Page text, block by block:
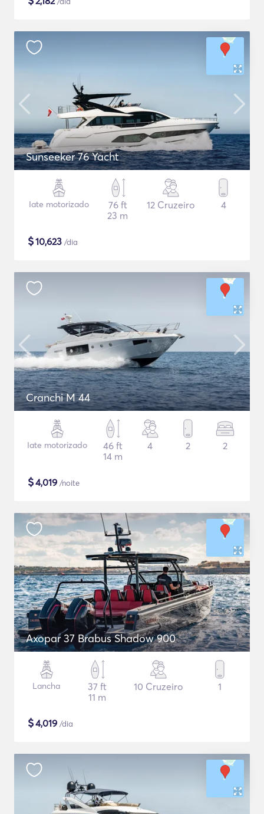
Sunseeker 76 Yacht
Iate motorizado
76 ft
23 m
12 Cruzeiro 4
$10,623 /dia
Cranchi M 44
Iate motorizado
46 ft
14 m
4 2 2
$4,019 /noite
Axopar 37 Brabus Shadow 900
Lancha
37 ft
11 m
10 Cruzeiro 1
$4,019 /dia